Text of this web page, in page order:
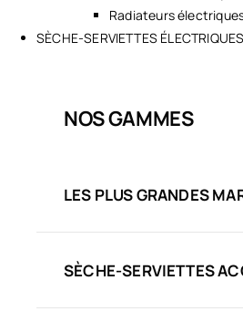
Radiateurs
SÈCHE-SERVIETTES ÉLECTRIQUES
NOS GAMMES
LES PLUS GRANDES
SÈCHE-SERVIETTES